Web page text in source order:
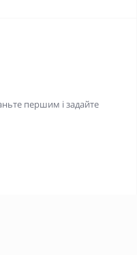
першим і задайте